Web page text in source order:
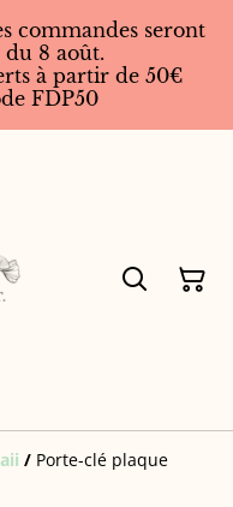
commandes seront
8 août.
à partir de 50€
FDP50
/ Porte-clé plaque